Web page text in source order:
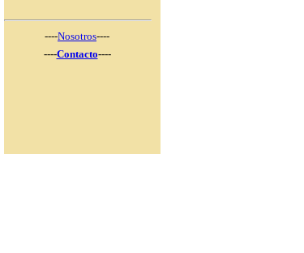
----Nosotros----
----Contacto----